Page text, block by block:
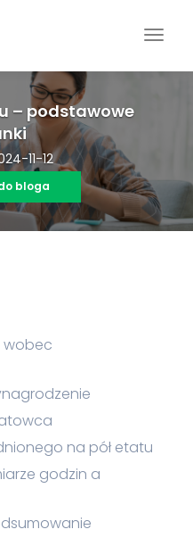
– podstawowe
11-12
bloga
wobec
na pół etatu
godzin a